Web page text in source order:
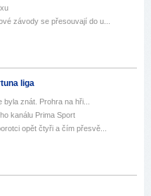
závody se přesouvají do u...
liga
znát. Prohra na hři...
kanálu Prima Sport
opět čtyři a čím přesvě...